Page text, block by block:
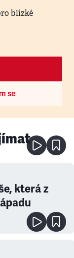
blízké
se
která z